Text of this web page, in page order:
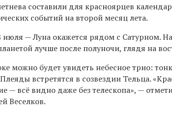
составили для красноярцев
событий на второй месяц лета.
июля — Луна окажется рядом с Сатурном.
лучше после полуночи, глядя на
можно будет увидеть небесное трио:
встретятся в созвездии Тельца.
— всё видно даже без телескопа», —
Веселков.